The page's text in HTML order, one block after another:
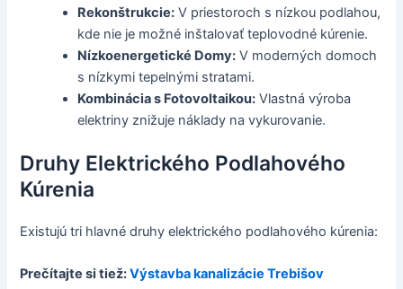
Rekonštrukcie: V priestoroch s nízkou podlahou,
kde nie je možné inštalovať teplovodné kúrenie.
Nízkoenergetické Domy: V moderných domoch
s nízkymi tepelnými stratami.
Kombinácia s Fotovoltaikou: Vlastná výroba
elektriny znižuje náklady na vykurovanie.
Druhy Elektrického Podlahového
Kúrenia
Existujú tri hlavné druhy elektrického podlahového kúrenia:
Prečítajte si tiež:Výstavba kanalizácie Trebišov